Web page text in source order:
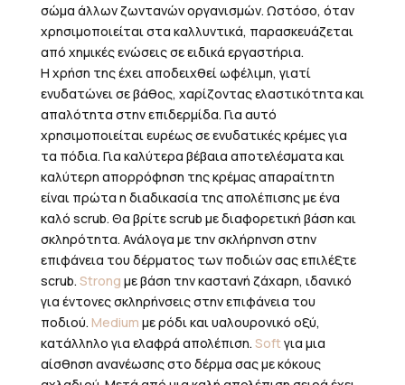
σώμα άλλων ζωντανών οργανισμών. Ωστόσο, όταν
χρησιμοποιείται στα καλλυντικά, παρασκευάζεται
από χημικές ενώσεις σε ειδικά εργαστήρια.
Η χρήση της έχει αποδειχθεί ωφέλιμη, γιατί
ενυδατώνει σε βάθος, χαρίζοντας ελαστικότητα και
απαλότητα στην επιδερμίδα. Για αυτό
χρησιμοποιείται ευρέως σε ενυδατικές κρέμες για
τα πόδια. Για καλύτερα βέβαια αποτελέσματα και
καλύτερη απορρόφηση της κρέμας απαραίτητη
είναι πρώτα η διαδικασία της απολέπισης με ένα
καλό scrub. Θα βρίτε scrub με διαφορετική βάση και
σκληρότητα. Ανάλογα με την σκλήρηνση στην
επιφάνεια του δέρματος των ποδιών σας επιλέξτε
scrub. Strong με βάση την καστανή ζάχαρη, ιδανικό
για έντονες σκληρήνσεις στην επιφάνεια του
ποδιού. Medium με ρόδι και υαλουρονικό οξύ,
κατάλληλο για ελαφρά απολέπιση. Soft για μια
αίσθηση ανανέωσης στο δέρμα σας με κόκους